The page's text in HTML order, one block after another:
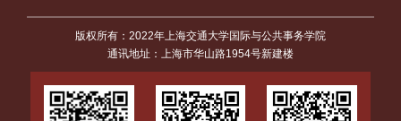
版权所有：2022年上海交通大学国际与公共事务学院
通讯地址：上海市华山路1954号新建楼